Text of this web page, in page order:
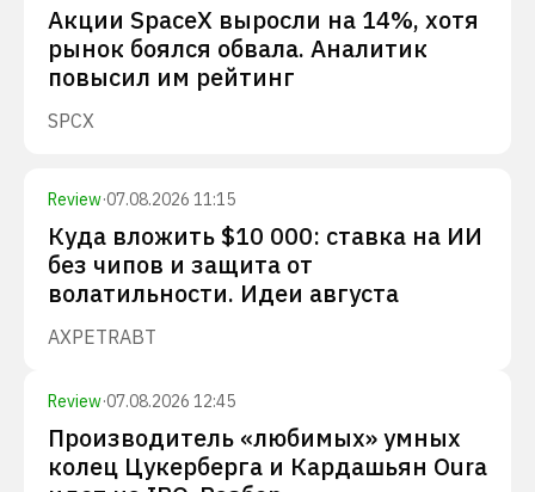
Акции SpaceX выросли на 14%, хотя
рынок боялся обвала. Аналитик
повысил им рейтинг
SPCX
Review·07.08.2026 11:15
Куда вложить $10 000: ставка на ИИ
без чипов и защита от
волатильности. Идеи августа
AXPETRABT
Review·07.08.2026 12:45
Производитель «любимых» умных
колец Цукерберга и Кардашьян Oura